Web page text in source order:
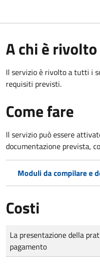
A chi è rivolto
Il servizio è rivolto a tutti i
requisiti previsti.
Come fare
Il servizio può essere
documentazione prevista,
Moduli da compilare e
Costi
Tipo di pagamento
Importo
La presentazione della
pagamento